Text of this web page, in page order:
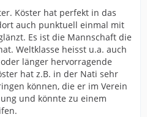
Köster hat perfekt in das
auch punktuell einmal mit
Es ist die Mannschaft die
Weltklasse heisst u.a. auch
länger hervorragende
hat z.B. in der Nati sehr
können, die er im Verein
und könnte zu einem